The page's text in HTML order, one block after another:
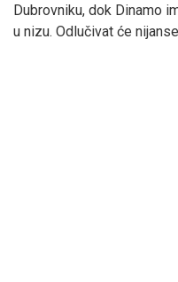
Dubrovniku, dok Dinamo
u nizu. Odlučivat će